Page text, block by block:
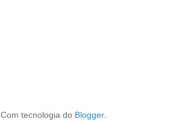
Com tecnologia do Blogger.